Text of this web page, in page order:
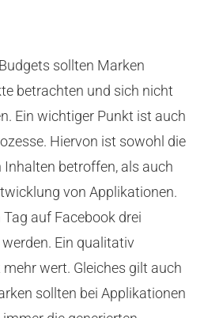
sollten Marken
betrachten und sich nicht
Ein wichtiger Punkt ist auch
Hiervon ist sowohl die
Inhalten betroffen, als auch
von Applikationen.
auf Facebook drei
Ein qualitativ
wert. Gleiches gilt auch
sollten bei Applikationen